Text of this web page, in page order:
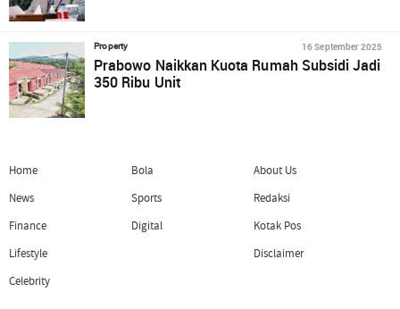
Property 16 September 2025
Prabowo Naikkan Kuota Rumah Subsidi Jadi
350 Ribu Unit
Home
News
Finance
Lifestyle
Celebrity
Bola
Sports
Digital
About Us
Redaksi
Kotak Pos
Disclaimer